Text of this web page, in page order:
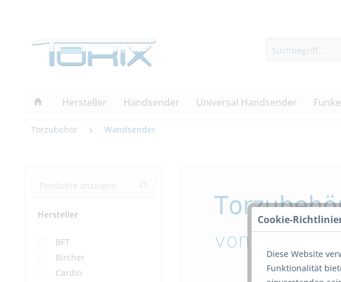
Hersteller Handsender Universal Handsender
Torzubehör Wandsender
Hersteller
BFT
Bircher
Cardin
Cookie-
Diese Website
Funktionalität